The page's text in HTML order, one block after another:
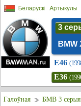
Беларускі Артыкулы
3
BMW
E46
E36
Галоўная БМВ 3 серыя